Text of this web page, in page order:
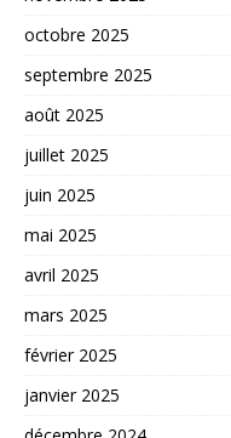
octobre 2025
septembre 2025
août 2025
juillet 2025
juin 2025
mai 2025
avril 2025
mars 2025
février 2025
janvier 2025